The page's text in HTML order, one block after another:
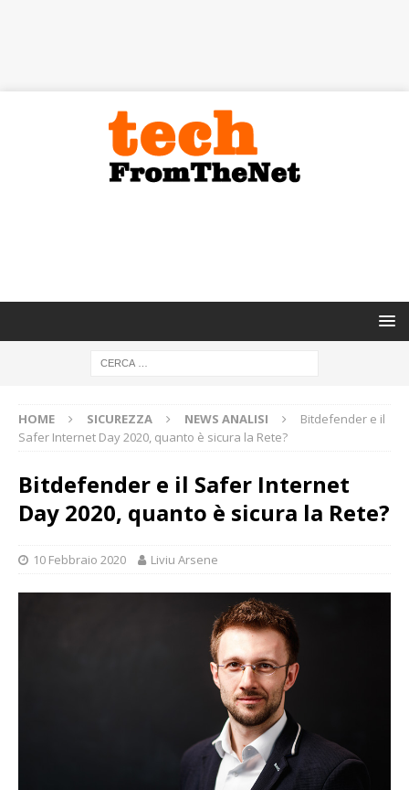
HOME SICUREZZA NEWS ANALISI
Bitdefender e il
Safer Internet Day 2020, quanto è sicura la Rete?
Bitdefender e il Safer Internet
Day 2020, quanto è sicura la Rete?
10 Febbraio 2020 Liviu Arsene